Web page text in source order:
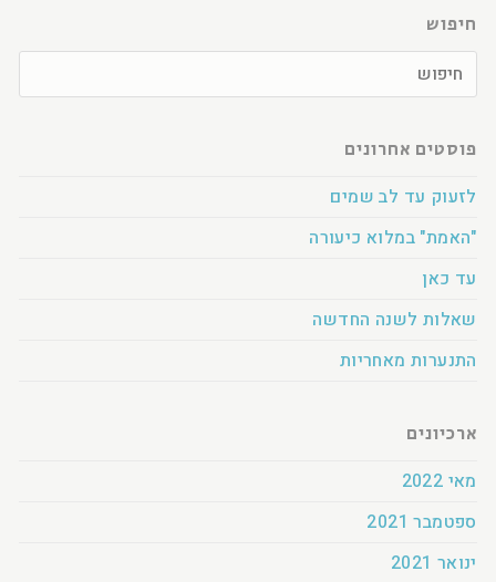
חיפוש
פוסטים אחרונים
לזעוק עד לב שמים
"האמת" במלוא כיעורה
עד כאן
שאלות לשנה החדשה
התנערות מאחריות
ארכיונים
מאי 2022
ספטמבר 2021
ינואר 2021